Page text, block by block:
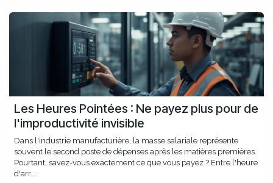
Les Heures Pointées : Ne payez plus pour de
l'improductivité invisible
Dans l'industrie manufacturière, la masse salariale représente
souvent le second poste de dépenses après les matières premières.
Pourtant, savez-vous exactement ce que vous payez ? Entre l'heure
d'arr...